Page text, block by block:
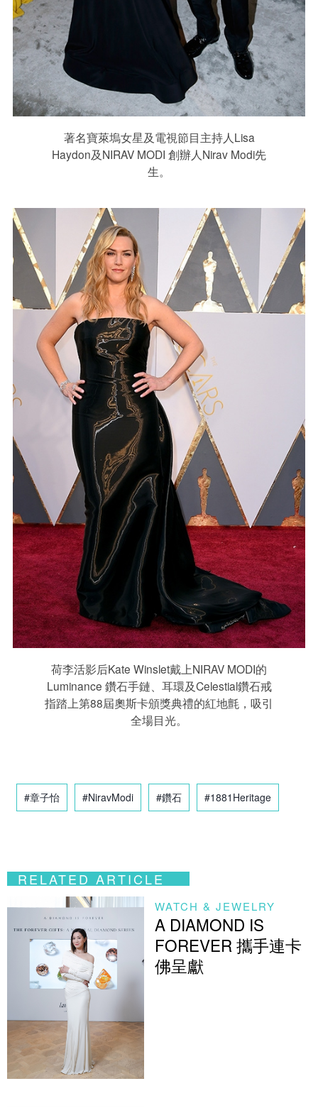
著名寶萊塢女星及電視節目主持人Lisa
Haydon及NIRAV MODI 創辦人Nirav Modi先
生。
荷李活影后Kate Winslet戴上NIRAV MODI的
Luminance 鑽石手鏈、耳環及Celestial鑽石戒
指踏上第88屆奧斯卡頒獎典禮的紅地氈，吸引
全場目光。
#章子怡 #NiravModi #鑽石 #1881Heritage
RELATED ARTICLE
WATCH & JEWELRY
A DIAMOND IS
FOREVER 攜手連卡
佛呈獻